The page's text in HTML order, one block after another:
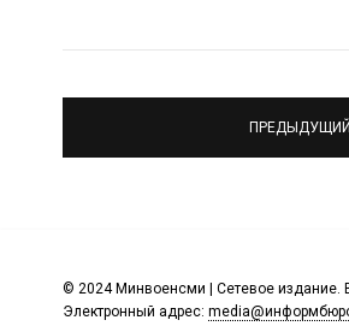
ПРЕДЫДУЩИЙ
© 2024 Минвоенсми | Сетевое издание.
Электронный адрес: